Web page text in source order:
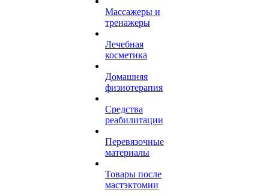
Массажеры и
тренажеры
Лечебная
косметика
Домашняя
физиотерапия
Средства
реабилитации
Перевязочные
материалы
Товары после
мастэктомии